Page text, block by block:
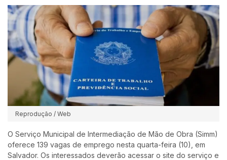
Reprodução / Web
O Serviço Municipal de Intermediação de Mão de Obra (Simm)
oferece 139 vagas de emprego nesta quarta-feira (10), em
Salvador. Os interessados deverão acessar o site do serviço e